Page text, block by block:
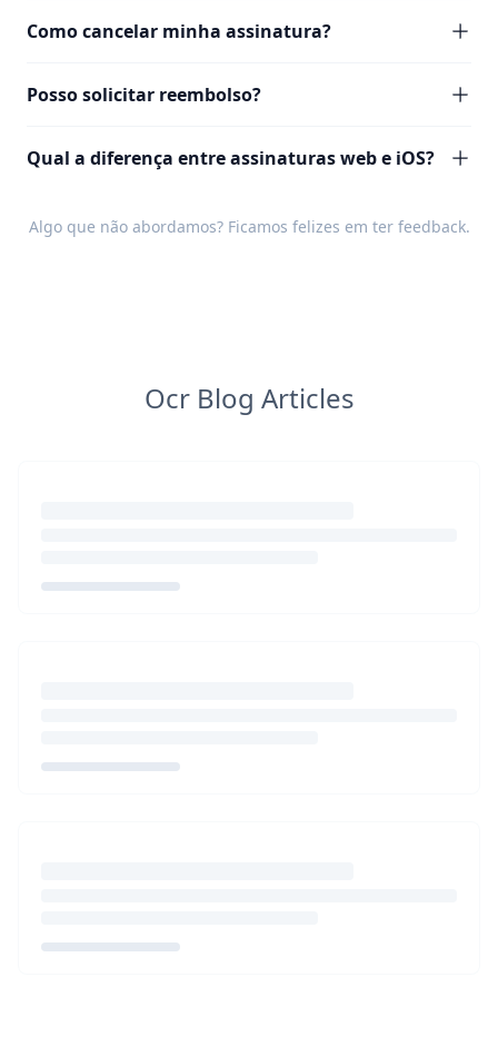
Como cancelar minha assinatura?
Posso solicitar reembolso?
Qual a diferença entre assinaturas web e iOS?
Algo que não abordamos? Ficamos felizes em ter feedback.
Ocr Blog Articles